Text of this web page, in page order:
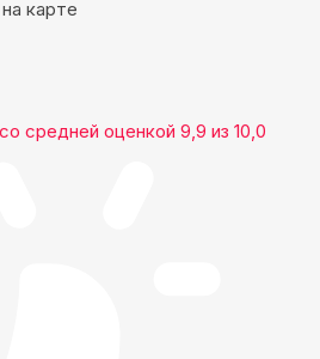
карте
средней оценкой 9,9 из 10,0